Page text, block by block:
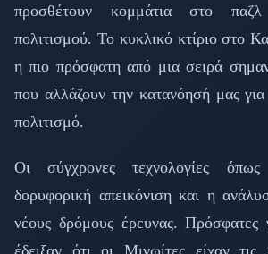
προσθέτουν κομμάτια στο
πολιτισμού. Το κυκλικό κτίριο στο
η πιο πρόσφατη από μια σειρά
που αλλάζουν την κατανόησή μας
πολιτισμό.
Οι σύγχρονες τεχνολογίες
δορυφορική απεικόνιση και η
νέους δρόμους έρευνας. Πρόσφατες
έδειξαν ότι οι Μινωίτες είχαν τις